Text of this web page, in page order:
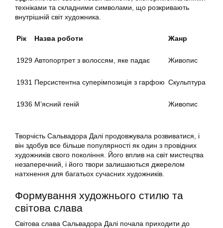
техніками та складними символами, що розкривають
внутрішній світ художника.
Рік Назва роботи Жанр
1929 Автопортрет з волоссям, яке падає Живопис
1931 Персистентна суперімпозиція з гарфою Скульптура
1936 М’ясний геній Живопис
Творчість Сальвадора Далі продовжувала розвиватися, і
він здобув все більше популярності як один з провідних
художників свого покоління. Його вплив на світ мистецтва
незаперечний, і його твори залишаються джерелом
натхнення для багатьох сучасних художників.
Формування художнього стилю та
світова слава
Світова слава Сальвадора Далі почала приходити до